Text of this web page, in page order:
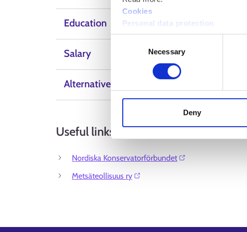
Cookies
Personal data protection
Consent
Necessary
Deny
Education
Salary
Alternative Labels
Useful links
Nordiska Konservatorförbundet⁠
Metsäteollisuus ry⁠